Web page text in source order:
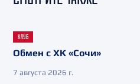
КЛУБ
Обмен с ХК «Сочи»
7 августа 2026 г.